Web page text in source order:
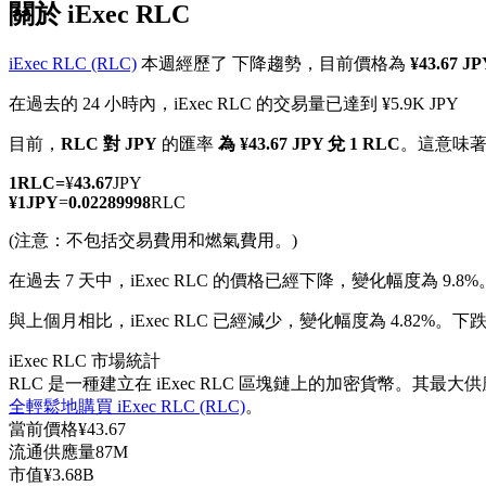
TradFi
美股、外匯、貴金屬及大宗商品衍生性商品
關於 iExec RLC
iExec RLC (RLC) 本週經歷了 下降趨勢，目前價格為 ¥43.67
在過去的 24 小時內，iExec RLC 的交易量已達到 ¥5.9K JPY
目前， RLC 對 JPY 的匯率 為 ¥43.67 JPY 兌 1 RLC。這意味
1RLC=¥43.67JPY
¥1JPY=0.02289998RLC
(注意：不包括交易費用和燃氣費用。)
在過去 7 天中，iExec RLC 的價格已經下降，變化幅度為 9.8%
與上個月相比，iExec RLC 已經減少，變化幅度為 4.82%。下
iExec RLC 市場統計
RLC 是一種建立在 iExec RLC 區塊鏈上的加密貨幣。其最大
全輕鬆地購買 iExec RLC (RLC)。
當前價格¥43.67
流通供應量87M
市值¥3.68B